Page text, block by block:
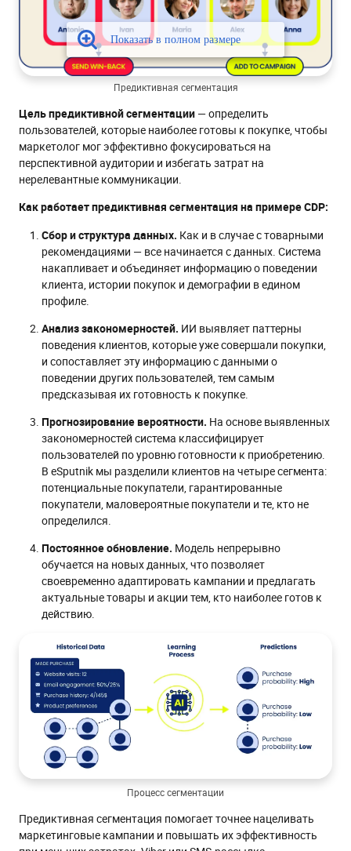
Предиктивная сегментация
Цель предиктивной сегментации — определить
пользователей, которые наиболее готовы к покупке, чтобы
маркетолог мог эффективно фокусироваться на
перспективной аудитории и избегать затрат на
нерелевантные коммуникации.
Как работает предиктивная сегментация на примере CDP:
Сбор и структура данных. Как и в случае с товарными
рекомендациями — все начинается с данных. Система
накапливает и объединяет информацию о поведении
клиента, истории покупок и демографии в едином
профиле.
Анализ закономерностей. ИИ выявляет паттерны
поведения клиентов, которые уже совершали покупки,
и сопоставляет эту информацию с данными о
поведении других пользователей, тем самым
предсказывая их готовность к покупке.
Прогнозирование вероятности. На основе выявленных
закономерностей система классифицирует
пользователей по уровню готовности к приобретению.
В eSputnik мы разделили клиентов на четыре сегмента:
потенциальные покупатели, гарантированные
покупатели, маловероятные покупатели и те, кто не
определился.
Постоянное обновление. Модель непрерывно
обучается на новых данных, что позволяет
своевременно адаптировать кампании и предлагать
актуальные товары и акции тем, кто наиболее готов к
действию.
Процесс сегментации
Предиктивная сегментация помогает точнее нацеливать
маркетинговые кампании и повышать их эффективность